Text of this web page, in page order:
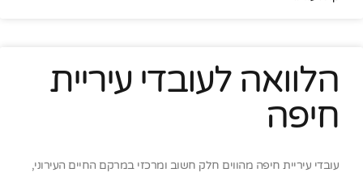
הלוואה לעובדי עיריית
חיפה
עובדי עיריית חיפה מהווים חלק חשוב ומרכזי במרקם החיים העירוני,